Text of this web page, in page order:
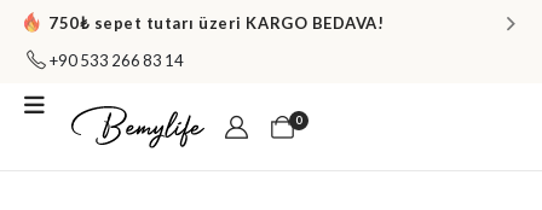
750₺ sepet tutarı üzeri KARGO BEDAVA!
+90 533 266 83 14
0